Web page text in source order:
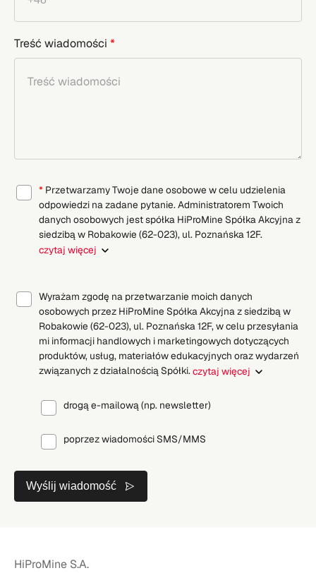
Treść wiadomości *
* Przetwarzamy Twoje dane osobowe w celu udzielenia
odpowiedzi na zadane pytanie. Administratorem Twoich
danych osobowych jest spółka HiProMine Spółka Akcyjna z
siedzibą w Robakowie (62-023), ul. Poznańska 12F.
czytaj więcej
Wyrażam zgodę na przetwarzanie moich danych
osobowych przez HiProMine Spółka Akcyjna z siedzibą w
Robakowie (62-023), ul. Poznańska 12F, w celu przesyłania
mi informacji handlowych i marketingowych dotyczących
produktów, usług, materiałów edukacyjnych oraz wydarzeń
związanych z działalnością Spółki.czytaj więcej
drogą e-mailową (np. newsletter)
poprzez wiadomości SMS/MMS
Wyślij wiadomość
HiProMine S.A.